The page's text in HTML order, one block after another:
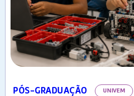
PÓS-GRADUAÇÃO UNIVEM